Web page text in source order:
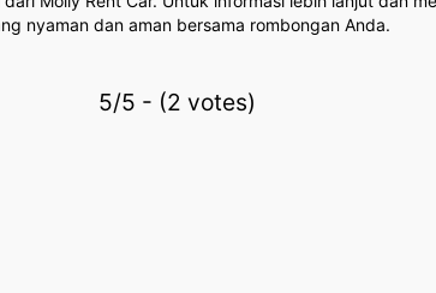
nyaman dan aman bersama rombongan Anda.
5/5 - (2 votes)